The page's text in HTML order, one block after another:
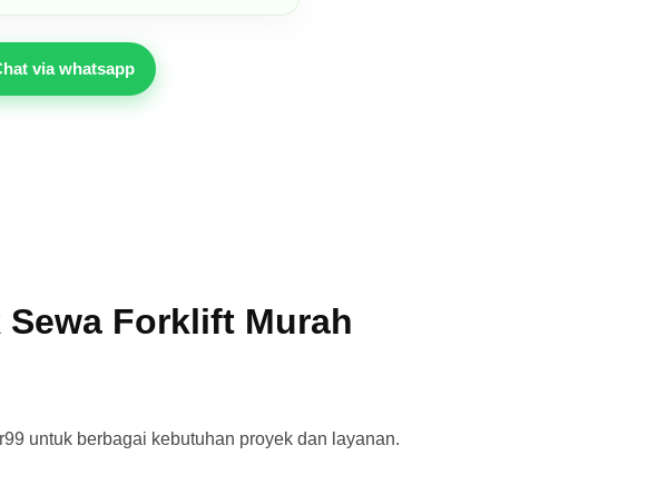
via whatsapp
Forklift Murah
untuk berbagai kebutuhan proyek dan layanan.